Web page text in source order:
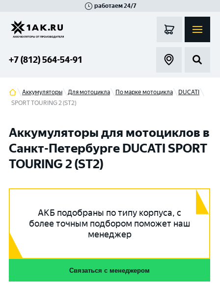
работаем 24/7
+7 (812) 564-54-91
Аккумуляторы Для мотоцикла По марке мотоцикла
DUCATI
SPORT TOURING 2 (ST2)
Аккумуляторы для мотоциклов в
Санкт-Петербурге DUCATI SPORT
TOURING 2 (ST2)
АКБ подобраны по типу корпуса, с
более точным подбором поможет наш
менеджер
Связаться с менеджером
Гатчина